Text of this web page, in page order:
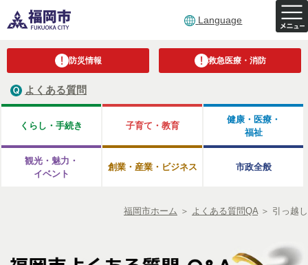
Language
防災情報 救急医療・消防
よくある質問
くらし・手続き 子育て・教育
健康・医療・
福祉
観光・魅力・
イベント
創業・産業・ビジネス 市政全般
福岡市ホーム ＞ よくある質問QA ＞ 引っ越し